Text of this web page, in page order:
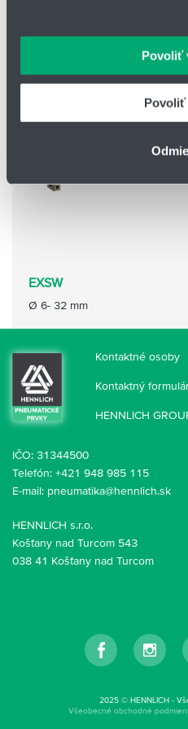
webové stránky,
keď ste používali ich služby.
Povoliť
Povoliť
EXSW
Ø 6- 32 mm
Kontaktné osoby
Kontaktný
HENNLICH
HENNLICH s.r.o.
Košťany nad Turcom 543
038 41 Košťany nad Turcom
IČO: 31344500
Telefón: +421 948 985 115
E-mail: pneumatika@hennlich.sk
2025 © HENNLICH -
Všeobecné obchodné
Facebook